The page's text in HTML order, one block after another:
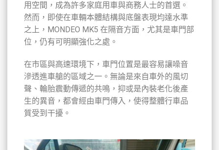
用空間，成為許多家庭用車與商務人士的首選。
然而，即使在車輛本體結構與底盤表現均達水準
之上，MONDEO MK5 在隔音方面，尤其是車門部
位，仍有可明顯強化之處。
在市區與高速環境下，車門位置是最容易讓噪音
滲透進車艙的區域之一。無論是來自車外的風切
聲、輪胎震動傳遞的共鳴，抑或是內裝老化後產
生的異音，都會經由車門傳入，使得整體行車品
質受到干擾。